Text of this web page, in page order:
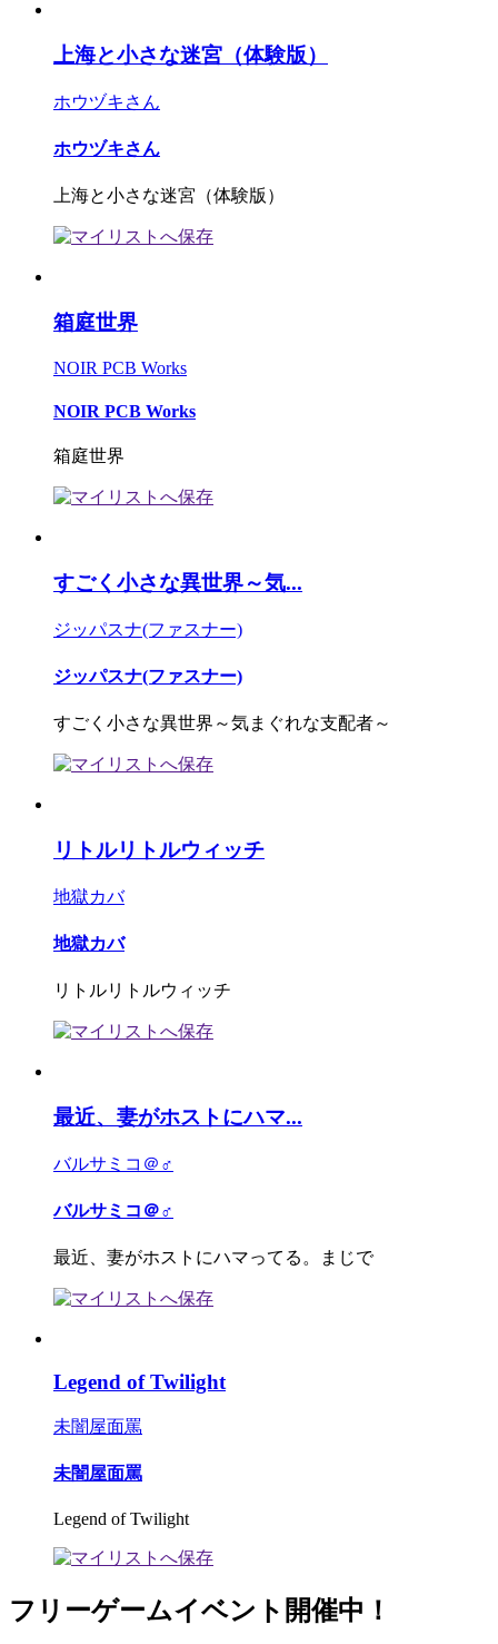
上海と小さな迷宮（体験版）
ホウヅキさん
ホウヅキさん
上海と小さな迷宮（体験版）
箱庭世界
NOIR PCB Works
NOIR PCB Works
箱庭世界
すごく小さな異世界～気...
ジッパスナ(ファスナー)
ジッパスナ(ファスナー)
すごく小さな異世界～気まぐれな支配者～
リトルリトルウィッチ
地獄カバ
地獄カバ
リトルリトルウィッチ
最近、妻がホストにハマ...
バルサミコ＠♂
バルサミコ＠♂
最近、妻がホストにハマってる。まじで
Legend of Twilight
未闇屋面罵
未闇屋面罵
Legend of Twilight
フリーゲームイベント開催中！